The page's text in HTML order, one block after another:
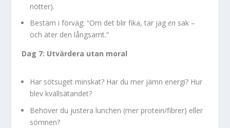
nötter).
Bestäm i förväg: “Om det blir fika, tar jagen sak –
och äter den långsamt.”
Dag 7: Utvärdera utan moral
Har sötsuget minskat? Har du mer jämn energi? Hur
blev kvällsätandet?
Behöver du justera lunchen (mer protein/fibrer) eller
sömnen?